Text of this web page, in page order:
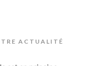
ACTUALITÉ